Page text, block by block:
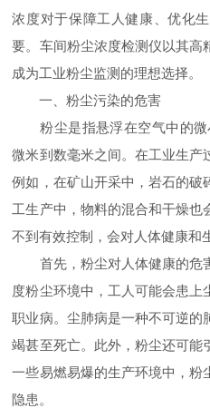
浓度对于保障工人健康、优化
要。车间粉尘浓度检测仪以其高
成为工业粉尘监测的理想选择。
一、粉尘污染的危害
粉尘是指悬浮在空气中的微
微米到数毫米之间。在工业生产
例如，在矿山开采中，岩石的破
工生产中，物料的混合和干燥也
不到有效控制，会对人体健康和
首先，粉尘对人体健康的危
度粉尘环境中，工人可能会患
职业病。尘肺病是一种不可逆的
竭甚至死亡。此外，粉尘还可能
一些易燃易爆的生产环境中，粉
隐患。